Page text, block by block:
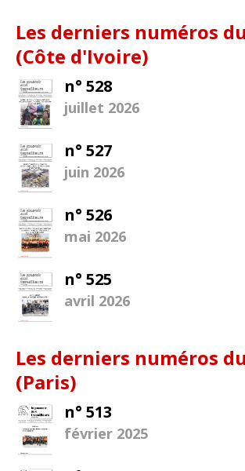
Les derniers numéros
(Côte d'Ivoire)
n° 528
juillet 2026
n° 527
juin 2026
n° 526
mai 2026
n° 525
avril 2026
Les derniers numéros
(Paris)
n° 513
février 2025